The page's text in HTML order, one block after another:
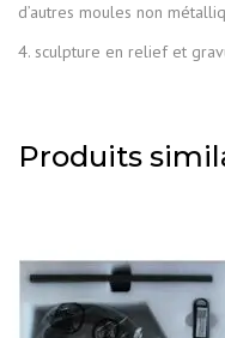
d’autres moules non
4. sculpture en relief et
Produits